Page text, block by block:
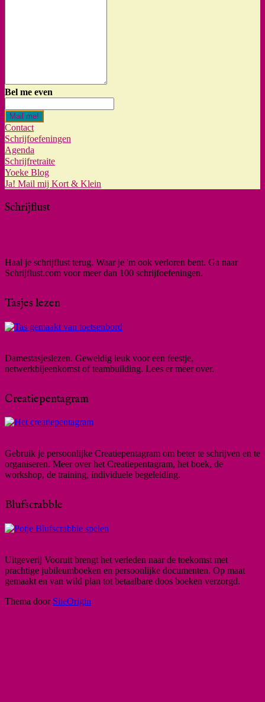
Bel me even
Mail me!
Contact
Schrijfoefeningen
Agenda
Schrijfretraite
Yoeke Blog
Ja! Mail mij Kort & Klein
Schrijflust
Haal je schrijflust terug. Waar je 'm ook verloren bent. Ga naar
Schrijflust.com voor meer dan 100 schrijfoefeningen.
Tasjes lezen
Damestasjeslezen. Geweldig leuk voor een feestje,
netwerkbijeenkomst of teambuilding. Lees er meer over.
Creatiepentagram
Gebruik je persoonlijke Creatiepentagram om beter te schrijven en te
organiseren. Meer over het Creatiepentagram, het boek, de
workshop, de training, individuele begeleiding.
Blufscrabble
Uitgeverij Vooruit brengt het verleden naar de toekomst met
prachtige jubileumboeken en persoonlijke documenten. Op maat
gemaakt en van wild plan tot betaalbare doos boeken verzorgd.
Thema door SiteOrigin